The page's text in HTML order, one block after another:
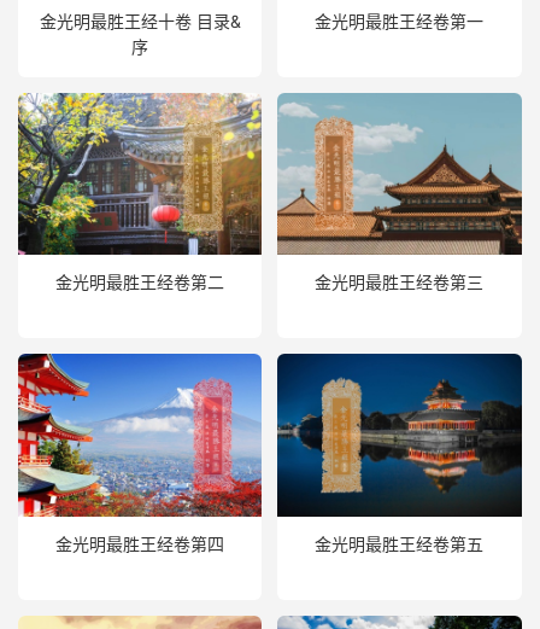
金光明最胜王经十卷 目录&
序
金光明最胜王经卷第一
金光明最胜王经卷第二 金光明最胜王经卷第三
金光明最胜王经卷第四 金光明最胜王经卷第五